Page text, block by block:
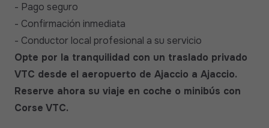
- Pago seguro
- Confirmación inmediata
- Conductor local profesional a su servicio
Opte por la tranquilidad con un traslado privado
VTC desde el aeropuerto de Ajaccio a Ajaccio.
Reserve ahora su viaje en coche o minibús con
Corse VTC.